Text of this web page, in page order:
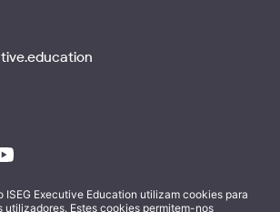
ISEG Executive Education utilizam cookies para
utilizadores. Estes cookies permitem-nos